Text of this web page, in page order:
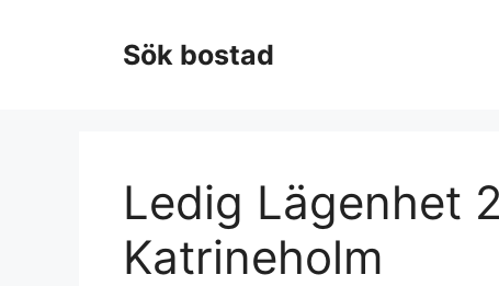
Sök bostad
Ledig Lägenhet
Katrineholm